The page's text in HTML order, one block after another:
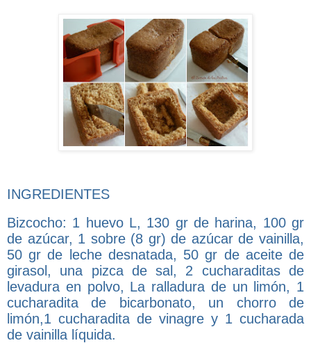
INGREDIENTES
Bizcocho: 1 huevo L, 130 gr de harina, 100 gr
de azúcar, 1 sobre (8 gr) de azúcar de vainilla,
50 gr de leche desnatada, 50 gr de aceite de
girasol, una pizca de sal, 2 cucharaditas de
levadura en polvo, La ralladura de un limón, 1
cucharadita de bicarbonato, un chorro de
limón,1 cucharadita de vinagre y 1 cucharada
de vainilla líquida.